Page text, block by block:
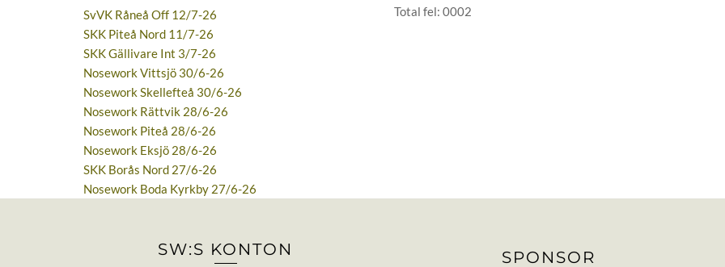
SvVK Råneå Off 12/7-26
SKK Piteå Nord 11/7-26
SKK Gällivare Int 3/7-26
Nosework Vittsjö 30/6-26
Nosework Skellefteå 30/6-26
Nosework Rättvik 28/6-26
Nosework Piteå 28/6-26
Nosework Eksjö 28/6-26
SKK Borås Nord 27/6-26
Nosework Boda Kyrkby 27/6-26
Total fel: 0002
SW:S KONTON SPONSOR